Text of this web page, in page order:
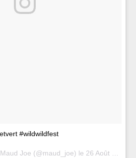
#wildwildfest
Joe (@maud_joe) le 26 Août 2016 à 10h16 PDT